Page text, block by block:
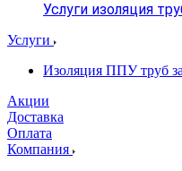
Услуги изоляция
Услуги
Изоляция ППУ труб
Акции
Доставка
Оплата
Компания